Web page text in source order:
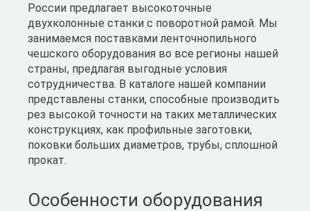
России предлагает высокоточные
двухколонные станки с поворотной рамой. Мы
занимаемся поставками ленточнопильного
чешского оборудования во все регионы нашей
страны, предлагая выгодные условия
сотрудничества. В каталоге нашей компании
представлены станки, способные производить
рез высокой точности на таких металлических
конструкциях, как профильные заготовки,
поковки больших диаметров, трубы, сплошной
прокат.
Особенности оборудования